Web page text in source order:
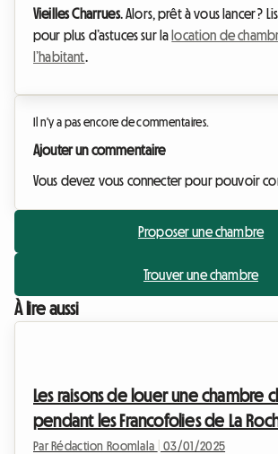
Vieilles Charrues. Alors, prêt à vous lancer ?
pour plus d’astuces sur la location de
l’habitant.
Il n'y a pas encore de commentaires.
Ajouter un commentaire
Vous devez vous connecter pour pouvoir
Proposer une chambre
Trouver une chambre
À lire aussi
Les raisons de louer une chambre
pendant les Francofolies de La
Par Rédaction Roomlala 03/01/2025